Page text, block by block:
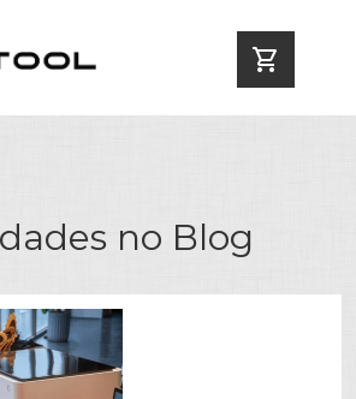
shopping_cart
no Blog